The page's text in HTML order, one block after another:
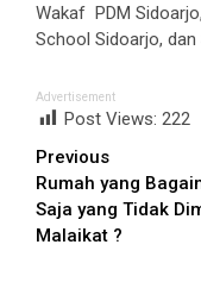
Wakaf PDM
School Sidoarjo,
Advertisement
Post Views: 222
Continue
Reading
Previous
Rumah yang
Saja yang Tidak
Malaikat ?